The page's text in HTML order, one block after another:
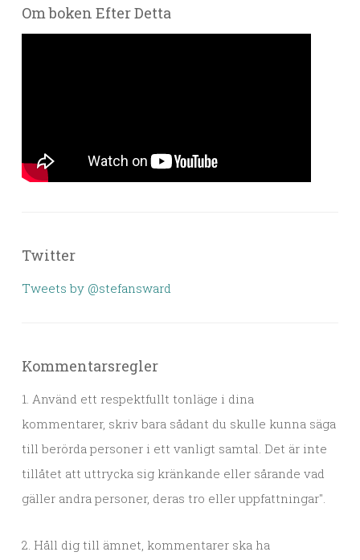
Om boken Efter Detta
Twitter
Tweets by @stefansward
Kommentarsregler
1. Använd ett respektfullt tonläge i dina
kommentarer, skriv bara sådant du skulle kunna säga
till berörda personer i ett vanligt samtal. Det är inte
tillåtet att uttrycka sig kränkande eller sårande vad
gäller andra personer, deras tro eller uppfattningar".
2. Håll dig till ämnet, kommentarer ska ha